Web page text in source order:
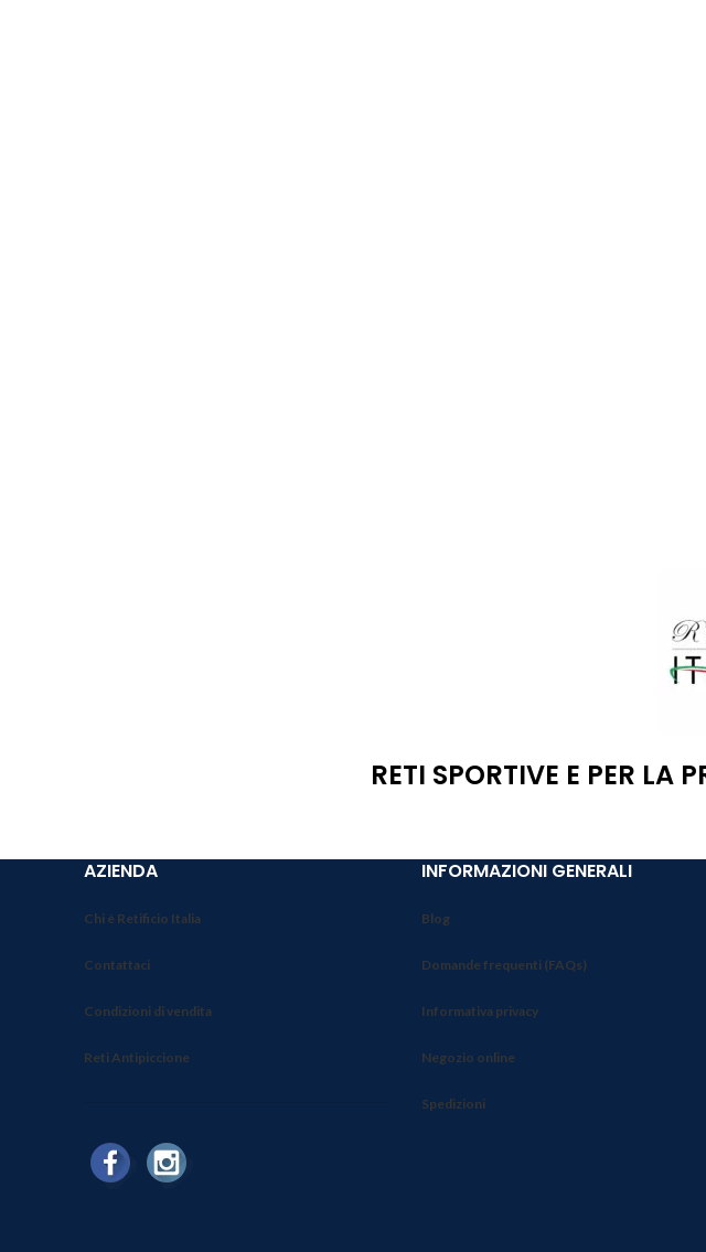
RETI SPORTIVE E PER LA
AZIENDA
Chi è Retificio Italia
Contattaci
Condizioni di vendita
Reti Antipiccione
INFORMAZIONI GENERALI
Blog
Domande frequenti (FAQs)
Informativa privacy
Negozio online
Spedizioni